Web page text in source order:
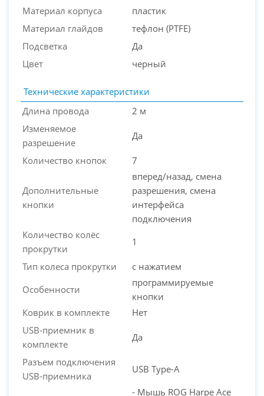
Материал корпуса
пластик
Материал глайдов
тефлон (PTFE)
Подсветка
Да
Цвет
черный
Технические характеристики
Длина провода
2 м
Изменяемое
разрешение
Да
Количество кнопок 7
Дополнительные
кнопки
вперед/назад, смена
разрешения, смена
интерфейса
подключения
Количество колёс
прокрутки
1
Тип колеса прокрутки
с нажатием
Особенности
программируемые
кнопки
Коврик в комплекте
Нет
USB-приемник в
комплекте
Да
Разъем подключения
USB-приемника
USB Type-A
- Мышь ROG Harpe Ace